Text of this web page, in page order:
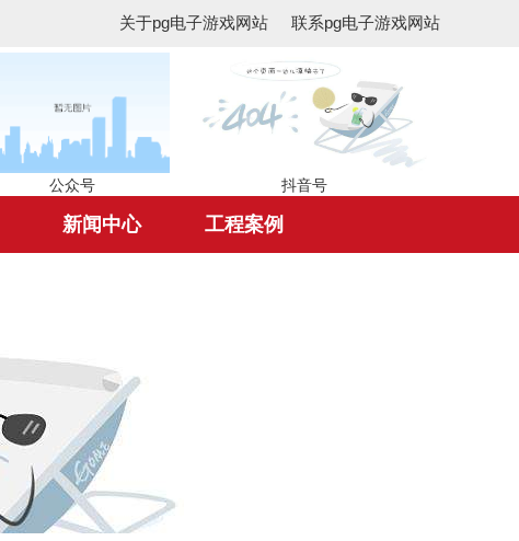
关于pg电子游戏网站 联系pg电子游戏网站
抖音号
公众号
新闻中心 工程案例